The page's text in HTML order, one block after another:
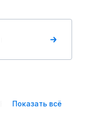
Нарядные
Показать всё